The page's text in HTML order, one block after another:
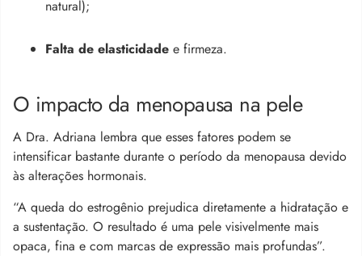
natural);
Falta de elasticidade e firmeza.
O impacto da menopausa na pele
A Dra. Adriana lembra que esses fatores podem se
intensificar bastante durante o período da menopausa devido
às alterações hormonais.
“A queda do estrogênio prejudica diretamente a hidratação e
a sustentação. O resultado é uma pele visivelmente mais
opaca, fina e com marcas de expressão mais profundas”.